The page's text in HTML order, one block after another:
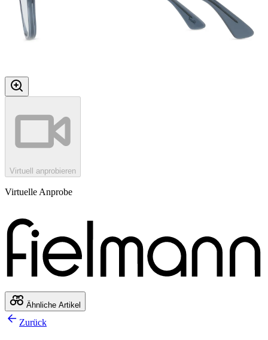
Virtuell anprobieren
Virtuelle Anprobe
Ähnliche Artikel
Zurück